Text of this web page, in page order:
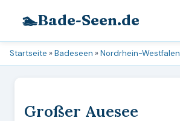
🏊Bade-Seen.de
Startseite »Badeseen »Nordrhein-Westfalen
Großer Auesee